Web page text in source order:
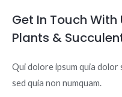
Get In Touch With
Plants &
Qui dolore ipsum quia
sed quia non numquam.